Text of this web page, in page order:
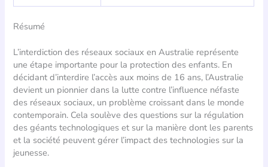
Résumé
L’interdiction des réseaux sociaux en Australie représente
une étape importante pour la protection des enfants. En
décidant d’interdire l’accès aux moins de 16 ans, l’Australie
devient un pionnier dans la lutte contre l’influence néfaste
des réseaux sociaux, un problème croissant dans le monde
contemporain. Cela soulève des questions sur la régulation
des géants technologiques et sur la manière dont les parents
et la société peuvent gérer l’impact des technologies sur la
jeunesse.